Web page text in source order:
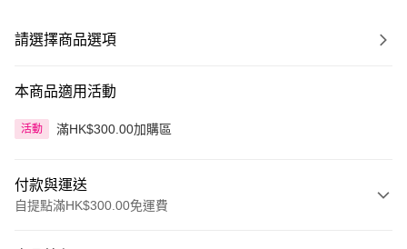
請選擇商品選項
本商品適用活動
活動 滿HK$300.00加購區
付款與運送
自提點滿HK$300.00免運費